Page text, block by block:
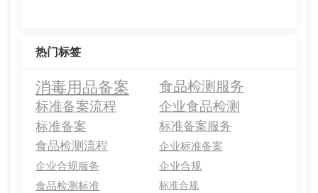
热门标签
消毒用品备案
食品检测服务
标准备案流程
企业食品检测
标准备案
标准备案服务
食品检测流程
企业标准备案
企业合规服务
企业合规
食品检测标准
标准合规